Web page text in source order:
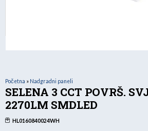
Početna » Nadgradni paneli
SELENA 3 CCT POVRŠ.
2270LM SMDLED
HL0160840024WH